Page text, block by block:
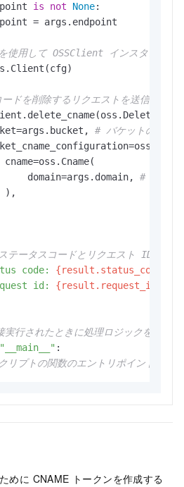
is not None:
= args.endpoint
使用して OSSClient インスタンスを
ードを削除するリクエストを送信します
# バケットの名前。
cname=oss.Cname(
domain=args.domain,
# カスタ
),
テータスコードとリクエスト ID を表
code: {result.status_code}
id: {result.request_id}
行されたときに処理ロジックを開始
"__main__" :
リプトの関数のエントリポイントを指
めに CNAME トークンを作成する